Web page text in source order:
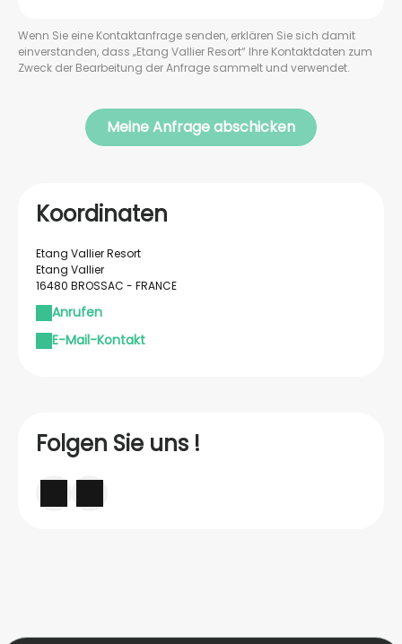
Wenn Sie eine Kontaktanfrage senden, erklären Sie sich damit
einverstanden, dass „Etang Vallier Resort“ Ihre Kontaktdaten zum
Zweck der Bearbeitung der Anfrage sammelt und verwendet.
Koordinaten
Etang Vallier Resort
Etang Vallier
16480 BROSSAC - FRANCE
Anrufen
E-Mail-Kontakt
Folgen Sie uns !